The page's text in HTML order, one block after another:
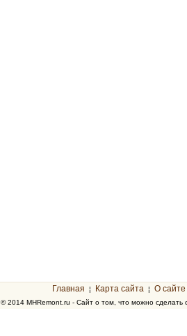
Главная ¦ Карта сайта ¦ О сайте
© 2014 MHRemont.ru - Сайт о том, что можно сделать